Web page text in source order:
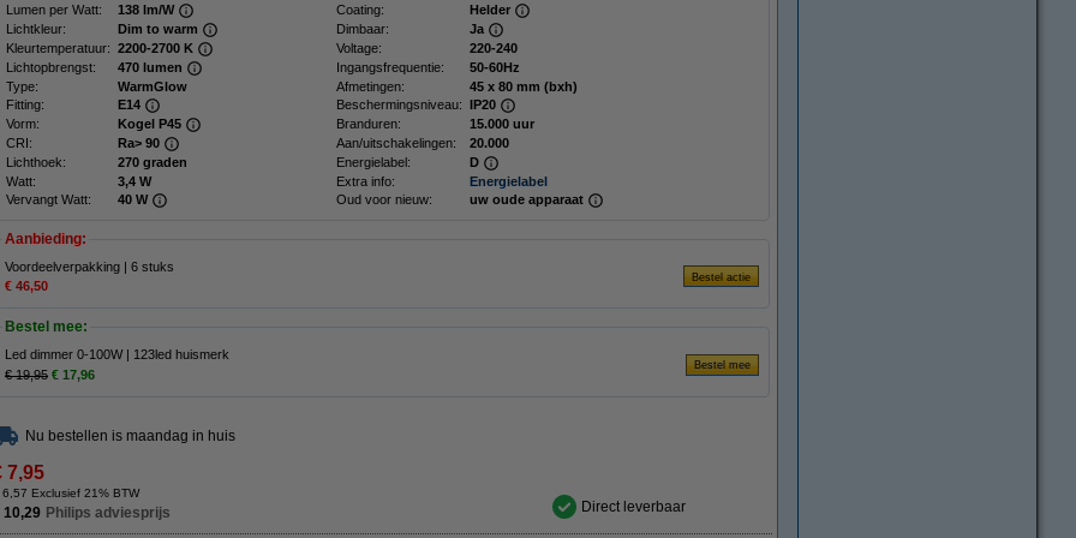
Lumen per Watt: 138 lm/W Coating:
Helder
Lichtkleur:
Dim to warm Dimbaar:
Ja
Kleurtemperatuur: 2200-2700 K Voltage:
220-240
Lichtopbrengst:
470 lumen Ingangsfrequentie:
50-60Hz
Type:
WarmGlow Afmetingen:
45 x 80 mm (bxh)
Fitting:
E14 Beschermingsniveau: IP20
Vorm:
Kogel P45 Branduren:
15.000 uur
CRI:
Ra> 90 Aan/uitschakelingen:
20.000
Lichthoek:
270 graden Energielabel:
D
Watt:
3,4 W Extra info:
Energielabel
Vervangt Watt:
40 W Oud voor nieuw: uw oude apparaat
Aanbieding:
Voordeelverpakking | 6 stuks
€ 46,50
Bestel mee:
Led dimmer 0-100W | 123led huismerk
€ 19,95 € 17,96
Nu bestellen is maandag in huis
7,95
6,57 Exclusief 21% BTW
10,29 Philips adviesprijs Direct leverbaar